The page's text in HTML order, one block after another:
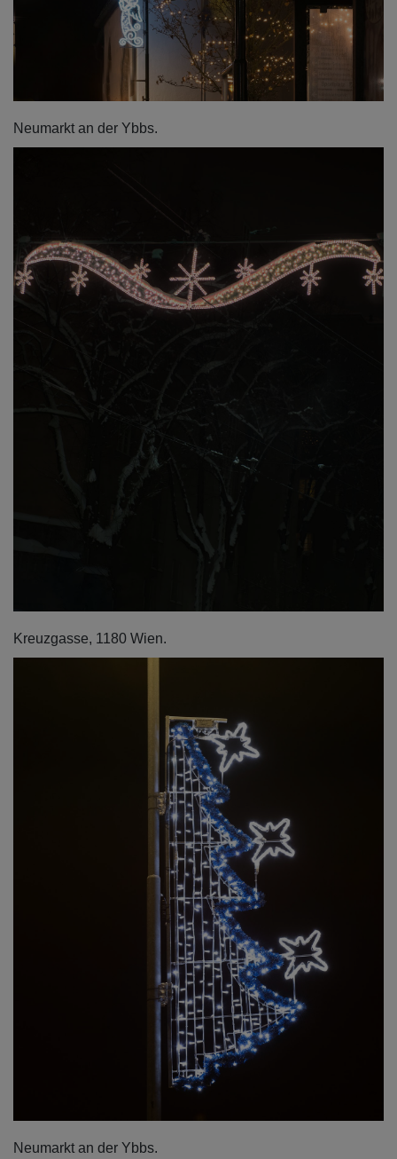
Neumarkt an der Ybbs.
Kreuzgasse, 1180 Wien.
Neumarkt an der Ybbs.